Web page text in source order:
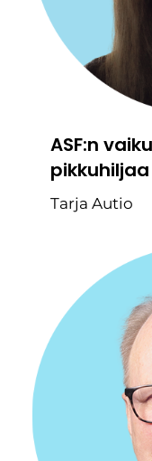
ASF:n
pikkuhiljaa
Tarja Autio